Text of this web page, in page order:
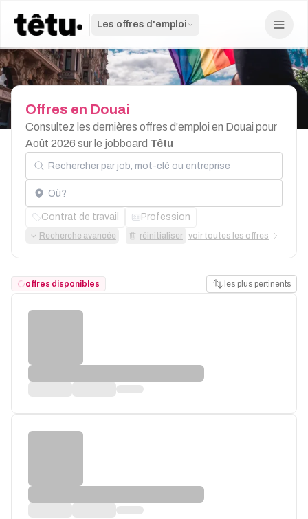
Les offres d'emploi
Offres en Douai
Consultez les dernières offres d'emploi en Douai pour
Août 2026 sur le jobboard Têtu
Rechercher par job, mot-clé ou entreprise
Localisation
Contrat de travail Profession
Recherche avancée réinitialiser voir toutes les offres
offres disponibles les plus pertinents